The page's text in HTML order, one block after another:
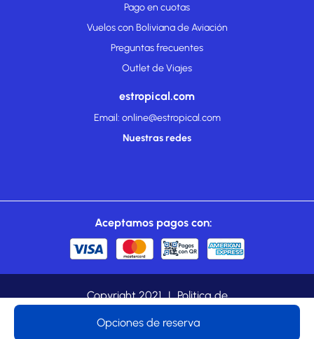
Opciones de reserva
Pago en cuotas
Vuelos con Boliviana de Aviación
Preguntas frecuentes
Outlet de Viajes
estropical.com
Email: online@estropical.com
Nuestras redes
Aceptamos pagos con:
Copyright 2021 | Politica de
registrada de TROPICAL TOURS LTDA